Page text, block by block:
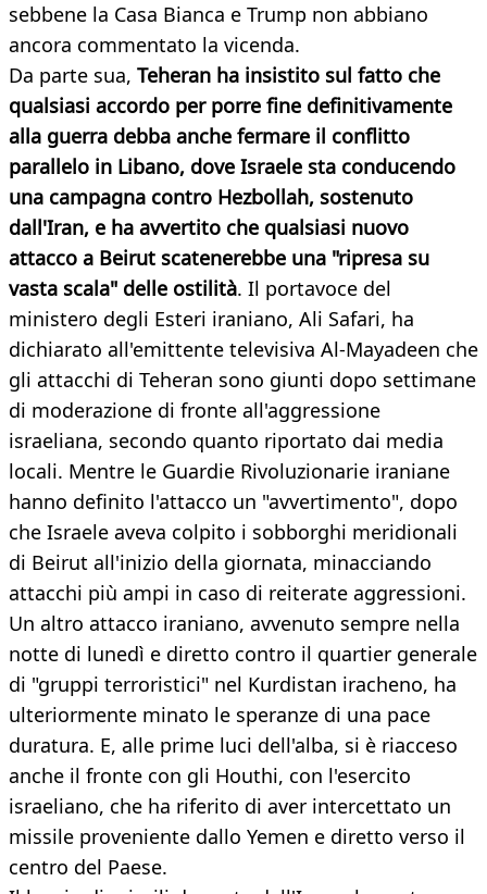
sebbene la Casa Bianca e Trump non abbiano
ancora commentato la vicenda.
Da parte sua, Teheran ha insistito sul fatto che
qualsiasi accordo per porre fine definitivamente
alla guerra debba anche fermare il conflitto
parallelo in Libano, dove Israele sta conducendo
una campagna contro Hezbollah, sostenuto
dall'Iran, e ha avvertito che qualsiasi nuovo
attacco a Beirut scatenerebbe una "ripresa su
vasta scala" delle ostilità. Il portavoce del
ministero degli Esteri iraniano, Ali Safari, ha
dichiarato all'emittente televisiva Al-Mayadeen che
gli attacchi di Teheran sono giunti dopo settimane
di moderazione di fronte all'aggressione
israeliana, secondo quanto riportato dai media
locali. Mentre le Guardie Rivoluzionarie iraniane
hanno definito l'attacco un "avvertimento", dopo
che Israele aveva colpito i sobborghi meridionali
di Beirut all'inizio della giornata, minacciando
attacchi più ampi in caso di reiterate aggressioni.
Un altro attacco iraniano, avvenuto sempre nella
notte di lunedì e diretto contro il quartier generale
di "gruppi terroristici" nel Kurdistan iracheno, ha
ulteriormente minato le speranze di una pace
duratura. E, alle prime luci dell'alba, si è riacceso
anche il fronte con gli Houthi, con l'esercito
israeliano, che ha riferito di aver intercettato un
missile proveniente dallo Yemen e diretto verso il
centro del Paese.